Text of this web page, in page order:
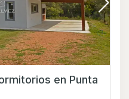
en Punta